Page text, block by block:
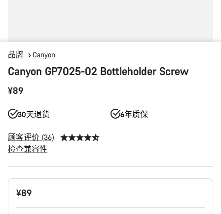
品牌 Canyon
Canyon GP7025-02 Bottleholder Screw
¥89
30天退货 6年质保
顾客评价 (36)
检查兼容性
产
¥89